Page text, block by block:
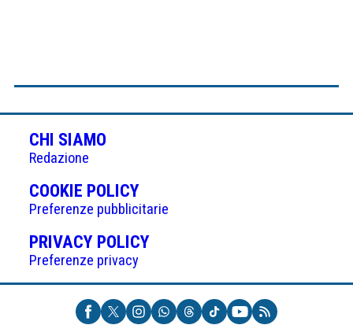
CHI SIAMO
Redazione
COOKIE POLICY(APRE
IN
UNA
NUOVA
Preferenze pubblicitarie
PRIVACY POLICY(APRE
UNA
NUOVA
Preferenze privacy